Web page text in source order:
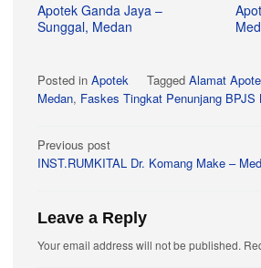
Apotek Ganda Jaya –
Sunggal, Medan
Posted in Apotek Tagged Alamat
Medan, Faskes Tingkat Penunjang BPJS
Post
navigation
Previous post
INST.RUMKITAL Dr. Komang Make –
Leave a Reply
Your email address will not be published.